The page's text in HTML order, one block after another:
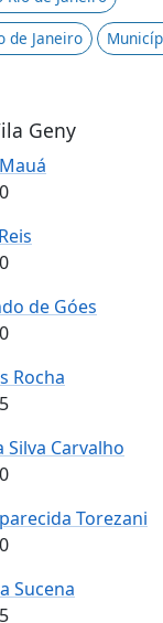
de Janeiro
Geny
de Góes
Rocha
Silva Carvalho
Torezani
Sucena